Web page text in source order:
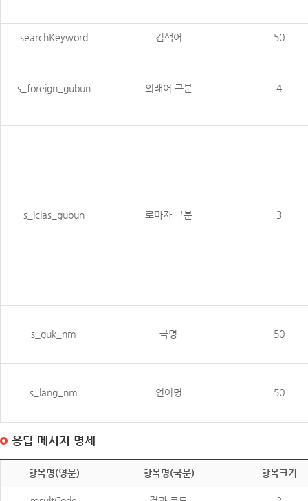
searchKeyword 검색어 50
s_foreign_gubun 외래어 구분 4
s_lclas_gubun 로마자 구분 3
s_guk_nm 국명 50
s_lang_nm 언어명 50
응답 메시지 명세
항목명(영문) 항목명(국문) 항목크기